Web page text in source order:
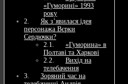
«Гуморині» 1993
року
Як з’явилася ідея
персонажа Вєрки
Сердючки?
«Гуморина» в
Полтаві та Харкові
Вихід на
телебачення
Зоряний час на